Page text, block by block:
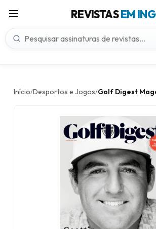
REVISTASEM
Início/Desportos e Jogos/Golf Digest